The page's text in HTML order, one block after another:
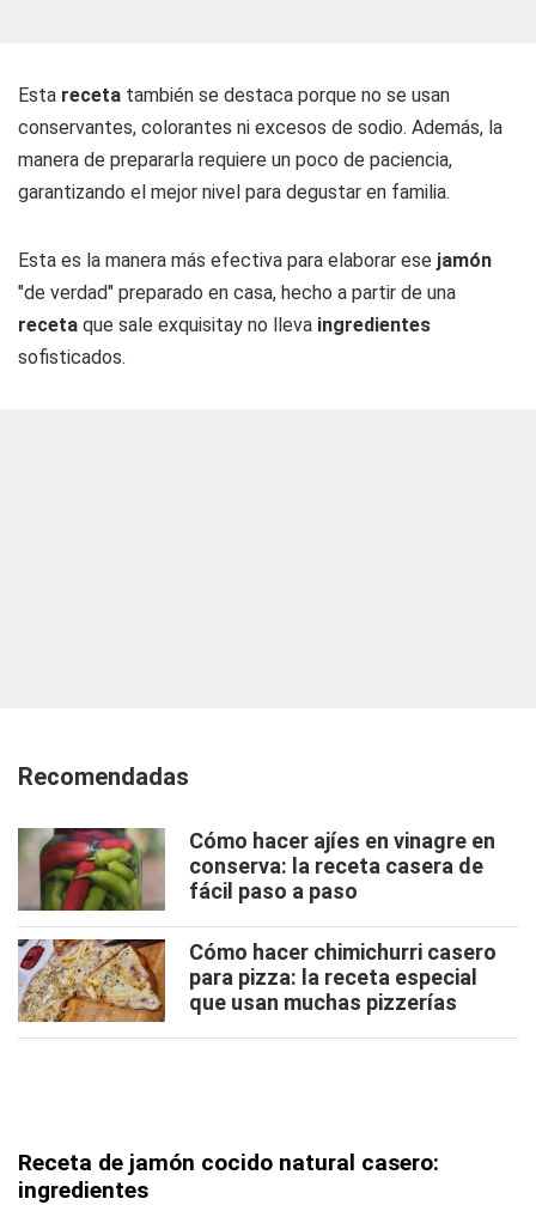
Esta receta también se destaca porque no se usan
conservantes, colorantes ni excesos de sodio. Además, la
manera de prepararla requiere un poco de paciencia,
garantizando el mejor nivel para degustar en familia.
Esta es la manera más efectiva para elaborar ese jamón
"de verdad" preparado en casa, hecho a partir de una
receta que sale exquisitay no lleva ingredientes
sofisticados.
Recomendadas
Cómo hacer ajíes en vinagre en
conserva: la receta casera de
fácil paso a paso
Cómo hacer chimichurri casero
para pizza: la receta especial
que usan muchas pizzerías
Receta de jamón cocido natural casero:
ingredientes